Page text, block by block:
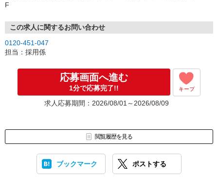
F
この求人に関するお問い合わせ
0120-451-047
担当：採用係
応募画面へ進む
1分で応募完了!! キープ
求人応募期間：2026/08/01～2026/08/09
閲覧履歴を見る
ブックマーク ポストする